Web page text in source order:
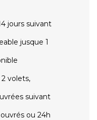
jours suivant
jusque 1
volets,
suivant
ou 24h